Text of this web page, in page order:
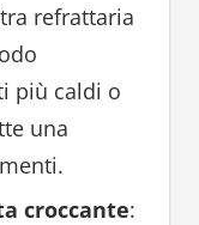
refrattaria
più caldi o
una
croccante: